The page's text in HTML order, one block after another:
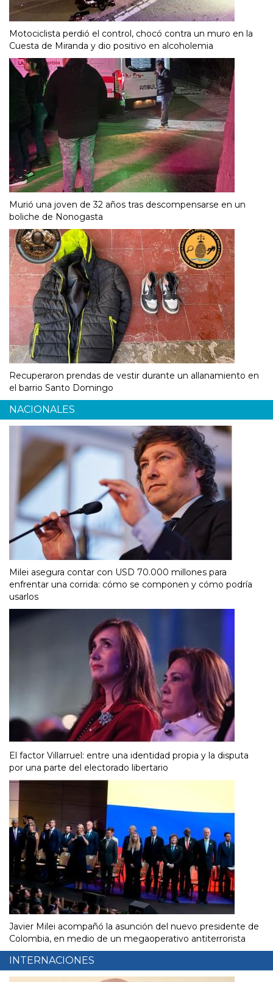
Motociclista perdió el control, chocó contra un muro en la
Cuesta de Miranda y dio positivo en alcoholemia
Murió una joven de 32 años tras descompensarse en un
boliche de Nonogasta
Recuperaron prendas de vestir durante un allanamiento en
el barrio Santo Domingo
NACIONALES
Milei asegura contar con USD 70.000 millones para
enfrentar una corrida: cómo se componen y cómo podría
usarlos
El factor Villarruel: entre una identidad propia y la disputa
por una parte del electorado libertario
Javier Milei acompañó la asunción del nuevo presidente de
Colombia, en medio de un megaoperativo antiterrorista
INTERNACIONES